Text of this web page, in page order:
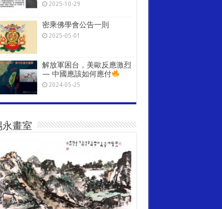
2025-10-29
密乘佛學會公告一則
2025-05-01
解放軍困台，美歐反應激烈
— 中國應該如何應付
2024-05-25
永畫室